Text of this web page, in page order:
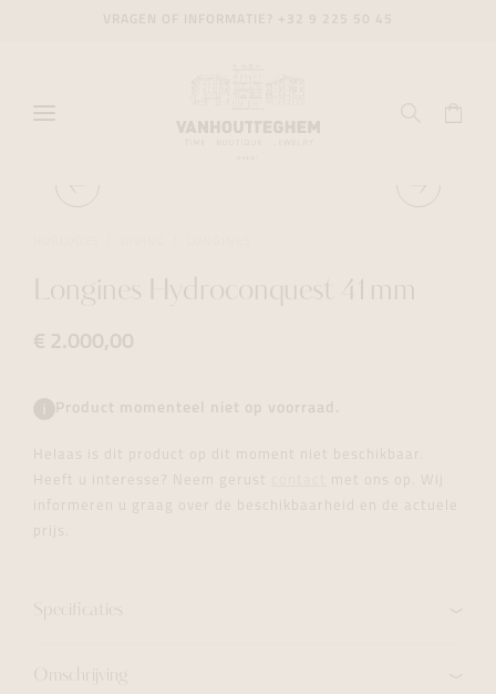
Longines Hydroconquest 41mm
€ 2.000,00
Product momenteel niet op voorraad.
Helaas is dit product op dit moment niet beschikbaar.
Heeft u interesse? Neem gerust
met ons op. Wij
informeren u graag over de beschikbaarheid en de actuele
prijs.
Specificaties
Omschrijving